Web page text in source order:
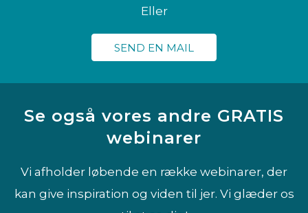
Eller
SEND EN MAIL
Se også vores andre GRATIS
webinarer
Vi afholder løbende en række webinarer, der
kan give inspiration og viden til jer. Vi glæder os